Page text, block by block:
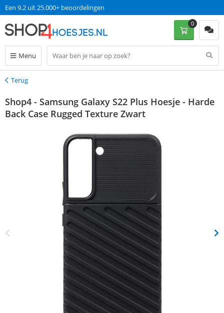
Een 9.2 uit 25.000+ beoordelingen
Menu
0
Terug
Terug
Shop4 - Samsung Galaxy S22 Plus Hoesje - Harde
Back Case Rugged Texture Zwart